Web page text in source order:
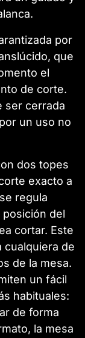
por
que
el
de corte.
ser cerrada
un uso no
dos topes
exacto a
regula
posición del
cortar. Este
cualquiera de
de la mesa.
un fácil
habituales:
de forma
la mesa